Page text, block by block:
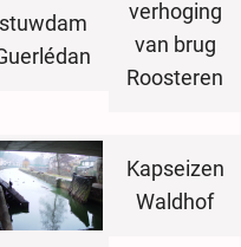
stuwdam
verhoging
van brug
Roosteren
Kapseizen
Waldhof